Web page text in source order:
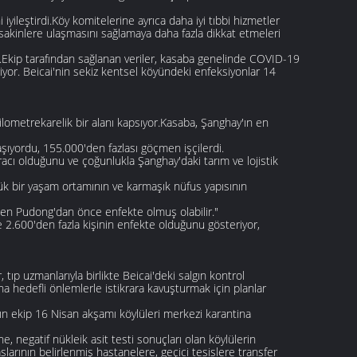
komitelerine ayrıca daha iyi tıbbi hizmetler
ulaşmasını sağlamaya daha fazla dikkat etmeleri
tarafından sağlanan veriler, kasaba genelinde COVID-19
Beicai'nin sekiz kentsel köyündeki enfeksiyonlar 14
bir alanı kapsıyor.Kasaba, Şanghay'ın en
155.000'den fazlası göçmen işçilerdi.
olduğunu ve çoğunlukla Şanghay'daki tarım ve lojistik
bir yaşam ortamının ve karmaşık nüfus yapısının
Pudong'dan önce enfekte olmuş olabilir."
2.600'den fazla kişinin enfekte olduğunu gösteriyor,
uzmanlarıyla birlikte Beicai'deki salgın kontrol
hedefli önlemlerle istikrara kavuşturmak için planlar
ekip 16 Nisan akşamı köylüleri merkezi karantina
negatif nükleik asit testi sonuçları olan köylülerin
belirlenmiş hastanelere, geçici tesislere transfer